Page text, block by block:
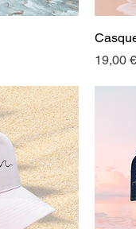
Prix
19,00 €